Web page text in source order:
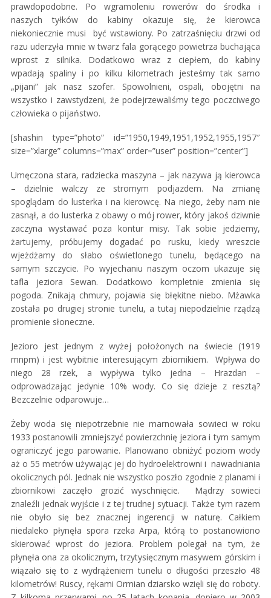
prawdopodobne. Po wgramoleniu rowerów do środka i
naszych tyłków do kabiny okazuje się, że kierowca
niekoniecznie musi być wstawiony. Po zatrzaśnięciu drzwi od
razu uderzyła mnie w twarz fala gorącego powietrza buchająca
wprost z silnika. Dodatkowo wraz z ciepłem, do kabiny
wpadają spaliny i po kilku kilometrach jesteśmy tak samo
„pijani” jak nasz szofer. Spowolnieni, ospali, obojętni na
wszystko i zawstydzeni, że podejrzewaliśmy tego poczciwego
człowieka o pijaństwo.
[shashin type=”photo” id=”1950,1949,1951,1952,1955,1957″
size=”xlarge” columns=”max” order=”user” position=”center”]
Umęczona stara, radziecka maszyna – jak nazywa ją kierowca
– dzielnie walczy ze stromym podjazdem. Na zmianę
spoglądam do lusterka i na kierowcę. Na niego, żeby nam nie
zasnął, a do lusterka z obawy o mój rower, który jakoś dziwnie
zaczyna wystawać poza kontur misy. Tak sobie jedziemy,
żartujemy, próbujemy dogadać po rusku, kiedy wreszcie
wjeżdżamy do słabo oświetlonego tunelu, będącego na
samym szczycie. Po wyjechaniu naszym oczom ukazuje się
tafla jeziora Sewan. Dodatkowo kompletnie zmienia się
pogoda. Znikają chmury, pojawia się błękitne niebo. Mżawka
została po drugiej stronie tunelu, a tutaj niepodzielnie rządzą
promienie słoneczne.
Jezioro jest jednym z wyżej położonych na świecie (1919
mnpm) i jest wybitnie interesującym zbiornikiem. Wpływa do
niego 28 rzek, a wypływa tylko jedna – Hrazdan –
odprowadzając jedynie 10% wody. Co się dzieje z resztą?
Bezczelnie odparowuje…
Żeby woda się niepotrzebnie nie marnowała sowieci w roku
1933 postanowili zmniejszyć powierzchnię jeziora i tym samym
ograniczyć jego parowanie. Planowano obniżyć poziom wody
aż o 55 metrów używając jej do hydroelektrowni i nawadniania
okolicznych pól. Jednak nie wszystko poszło zgodnie z planami i
zbiornikowi zaczęło grozić wyschnięcie. Mądrzy sowieci
znaleźli jednak wyjście i z tej trudnej sytuacji. Także tym razem
nie obyło się bez znacznej ingerencji w naturę. Całkiem
niedaleko płynęła spora rzeka Arpa, którą to postanowiono
skierować wprost do jeziora. Problem polegał na tym, że
płynęła ona za okolicznym, trzytysięcznym masywem górskim i
wiązało się to z wydrążeniem tunelu o długości przeszło 48
kilometrów! Ruscy, rękami Ormian dziarsko wzięli się do roboty.